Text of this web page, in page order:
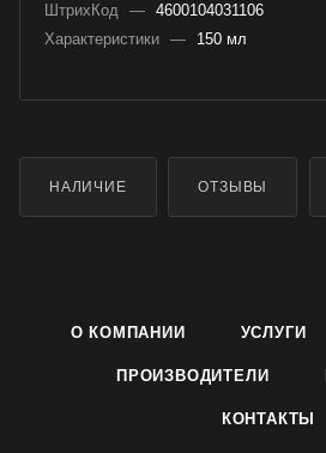
ШтрихКод — 4600104031106
Характеристики — 150 мл
НАЛИЧИЕ ОТЗЫВЫ
О КОМПАНИИ УСЛУГИ
ПРОИЗВОДИТЕЛИ
КОНТАКТЫ